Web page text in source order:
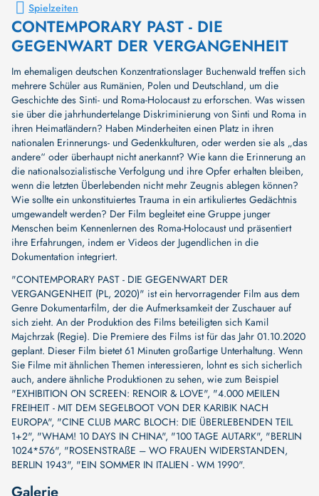
Spielzeiten
CONTEMPORARY PAST - DIE
GEGENWART DER VERGANGENHEIT
Im ehemaligen deutschen Konzentrationslager Buchenwald treffen sich
mehrere Schüler aus Rumänien, Polen und Deutschland, um die
Geschichte des Sinti- und Roma-Holocaust zu erforschen. Was wissen
sie über die jahrhundertelange Diskriminierung von Sinti und Roma in
ihren Heimatländern? Haben Minderheiten einen Platz in ihren
nationalen Erinnerungs- und Gedenkkulturen, oder werden sie als „das
andere“ oder überhaupt nicht anerkannt? Wie kann die Erinnerung an
die nationalsozialistische Verfolgung und ihre Opfer erhalten bleiben,
wenn die letzten Überlebenden nicht mehr Zeugnis ablegen können?
Wie sollte ein unkonstituiertes Trauma in ein artikuliertes Gedächtnis
umgewandelt werden? Der Film begleitet eine Gruppe junger
Menschen beim Kennenlernen des Roma-Holocaust und präsentiert
ihre Erfahrungen, indem er Videos der Jugendlichen in die
Dokumentation integriert.
"CONTEMPORARY PAST - DIE GEGENWART DER
VERGANGENHEIT (PL, 2020)" ist ein hervorragender Film aus dem
Genre Dokumentarfilm, der die Aufmerksamkeit der Zuschauer auf
sich zieht. An der Produktion des Films beteiligten sich Kamil
Majchrzak (Regie). Die Premiere des Films ist für das Jahr 01.10.2020
geplant. Dieser Film bietet 61 Minuten großartige Unterhaltung. Wenn
Sie Filme mit ähnlichen Themen interessieren, lohnt es sich sicherlich
auch, andere ähnliche Produktionen zu sehen, wie zum Beispiel
"EXHIBITION ON SCREEN: RENOIR & LOVE", "4.000 MEILEN
FREIHEIT - MIT DEM SEGELBOOT VON DER KARIBIK NACH
EUROPA", "CINE CLUB MARC BLOCH: DIE ÜBERLEBENDEN TEIL
1+2", "WHAM! 10 DAYS IN CHINA", "100 TAGE AUTARK", "BERLIN
1024*576", "ROSENSTRAßE – WO FRAUEN WIDERSTANDEN,
BERLIN 1943", "EIN SOMMER IN ITALIEN - WM 1990".